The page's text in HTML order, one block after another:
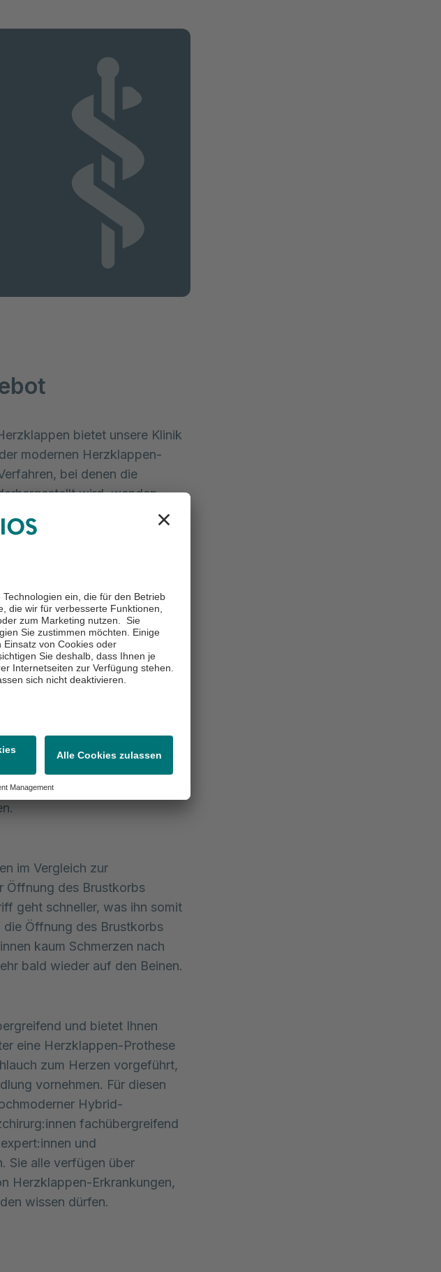
bietet unsere Klinik
modernen Herzklappen-
bei denen die
wird, wenden
Augenmerk legen sie
lediglich kleine Hautschnitte
Herzklappe ist bei uns zu
erkranktes
ohne Nähte in den
kann das Experten-Team
einen optimalen Sitz der
sind sogenannte
beispielsweise eine
Rückstrom von Blut in die
im Vergleich zur
Öffnung des Brustkorbs
geht schneller, was ihn somit
Öffnung des Brustkorbs
kaum Schmerzen nach
bald wieder auf den Beinen.
und bietet Ihnen
eine Herzklappen-Prothese
zum Herzen vorgeführt,
vornehmen. Für diesen
Hybrid-
fachübergreifend
und
Sie alle verfügen über
Herzklappen-Erkrankungen,
wissen dürfen.